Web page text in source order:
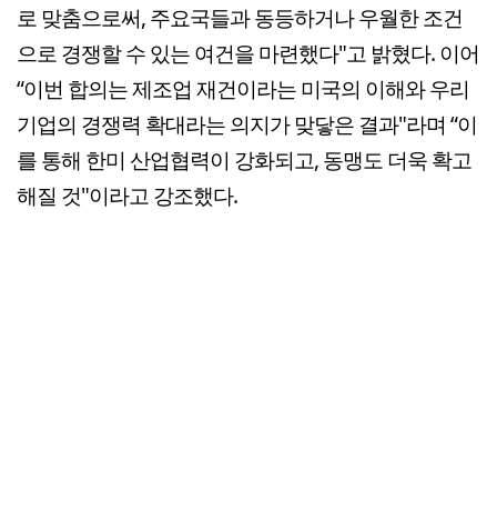
로 맞춤으로써, 주요국들과 동등하거나 우월한 조건
으로 경쟁할 수 있는 여건을 마련했다"고 밝혔다. 이어
“이번 합의는 제조업 재건이라는 미국의 이해와 우리
기업의 경쟁력 확대라는 의지가 맞닿은 결과"라며 “이
를 통해 한미 산업협력이 강화되고, 동맹도 더욱 확고
해질 것"이라고 강조했다.